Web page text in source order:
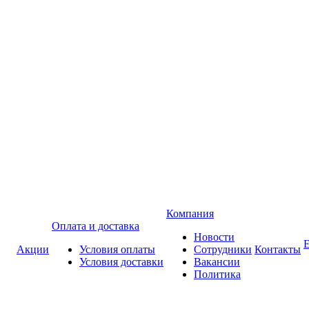
Акции
Оплата и доставка
Условия оплаты
Условия доставки
Компания
Новости
Сотрудники
Вакансии
Политика
Контакты